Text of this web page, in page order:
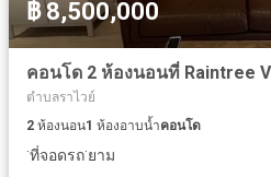
฿ 8,500,000
ตำบลราไวย์
2 ห้องนอน1 ห้องอาบน้ำคอนโด
·ที่จอดรถ·ยาม